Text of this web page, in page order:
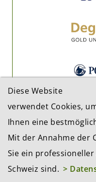
Diese Website
verwendet Cookies,
Ihnen eine
Mit der Annahme der
Sie ein
Schweiz sind. >